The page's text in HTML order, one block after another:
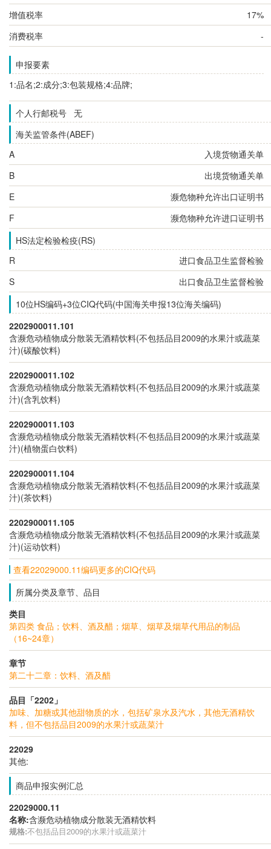
增值税率
17%
消费税率
-
申报要素
1:品名;2:成分;3:包装规格;4:品牌;
个人行邮税号 无
海关监管条件(ABEF)
A
入境货物通关单
B
出境货物通关单
E
濒危物种允许出口证明书
F
濒危物种允许进口证明书
HS法定检验检疫(RS)
R
进口食品卫生监督检验
S
出口食品卫生监督检验
10位HS编码+3位CIQ代码(中国海关申报13位海关编码)
2202900011.101
含濒危动植物成分散装无酒精饮料(不包括品目2009的水果汁或蔬菜
汁)(碳酸饮料)
2202900011.102
含濒危动植物成分散装无酒精饮料(不包括品目2009的水果汁或蔬菜
汁)(含乳饮料)
2202900011.103
含濒危动植物成分散装无酒精饮料(不包括品目2009的水果汁或蔬菜
汁)(植物蛋白饮料)
2202900011.104
含濒危动植物成分散装无酒精饮料(不包括品目2009的水果汁或蔬菜
汁)(茶饮料)
2202900011.105
含濒危动植物成分散装无酒精饮料(不包括品目2009的水果汁或蔬菜
汁)(运动饮料)
查看22029000.11编码更多的CIQ代码
所属分类及章节、品目
类目
第四类 食品；饮料、酒及醋；烟草、烟草及烟草代用品的制品
（16~24章）
章节
第二十二章：饮料、酒及醋
品目「2202」
加味、加糖或其他甜物质的水，包括矿泉水及汽水，其他无酒精饮
料，但不包括品目2009的水果汁或蔬菜汁
22029
其他:
商品申报实例汇总
22029000.11
名称:含濒危动植物成分散装无酒精饮料
规格:不包括品目2009的水果汁或蔬菜汁